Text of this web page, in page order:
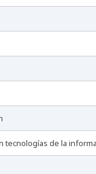
tecnologías de la